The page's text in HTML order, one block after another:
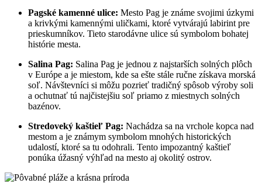
Pagské kamenné ulice: Mesto Pag je známe svojimi úzkymi
a krivkými kamennými uličkami, ktoré vytvárajú labirint pre
prieskumníkov. Tieto starodávne ulice sú symbolom bohatej
histórie mesta.
Salina Pag: Salina Pag je jednou z najstarších solných plôch
v Európe a je miestom, kde sa ešte stále ručne získava morská
soľ. Návštevníci si môžu pozrieť tradičný spôsob výroby soli
a ochutnať tú najčistejšiu soľ priamo z miestnych solných
bazénov.
Stredoveký kaštieľ Pag: Nachádza sa na vrchole kopca nad
mestom a je známym symbolom mnohých historických
udalostí, ktoré sa tu odohrali. Tento impozantný kaštieľ
ponúka úžasný výhľad na mesto aj okolitý ostrov.